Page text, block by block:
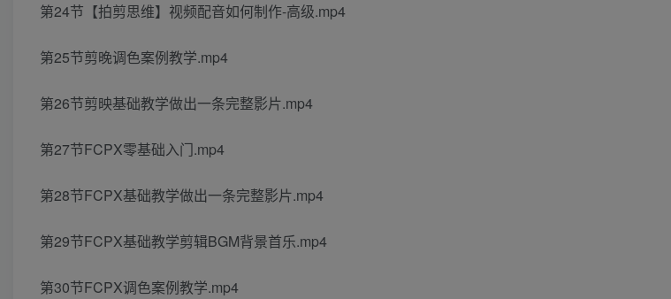
第24节【拍剪思维】视频配音如何制作-高级.mp4
第25节剪晚调色案例教学.mp4
第26节剪映基础教学做出一条完整影片.mp4
第27节FCPX零基础入门.mp4
第28节FCPX基础教学做出一条完整影片.mp4
第29节FCPX基础教学剪辑BGM背景首乐.mp4
第30节FCPX调色案例教学.mp4